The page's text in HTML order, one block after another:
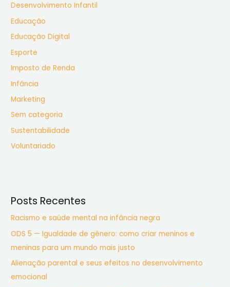
p
o
r
:
Desenvolvimento Infantil
Educação
Educação Digital
Esporte
Imposto de Renda
Infância
Marketing
Sem categoria
Sustentabilidade
Voluntariado
Posts Recentes
Racismo e saúde mental na infância negra
ODS 5 — Igualdade de gênero: como criar meninos e
meninas para um mundo mais justo
Alienação parental e seus efeitos no desenvolvimento
emocional